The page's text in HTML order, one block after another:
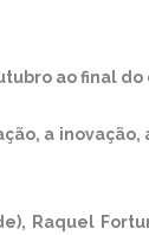
ao final do
a inovação,
Raquel